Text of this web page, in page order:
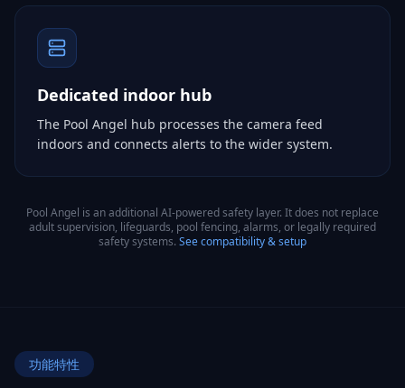
Dedicated indoor hub
The Pool Angel hub processes the camera feed
indoors and connects alerts to the wider system.
Pool Angel is an additional AI-powered safety layer. It does not replace
adult supervision, lifeguards, pool fencing, alarms, or legally required
safety systems. See compatibility & setup
功能特性